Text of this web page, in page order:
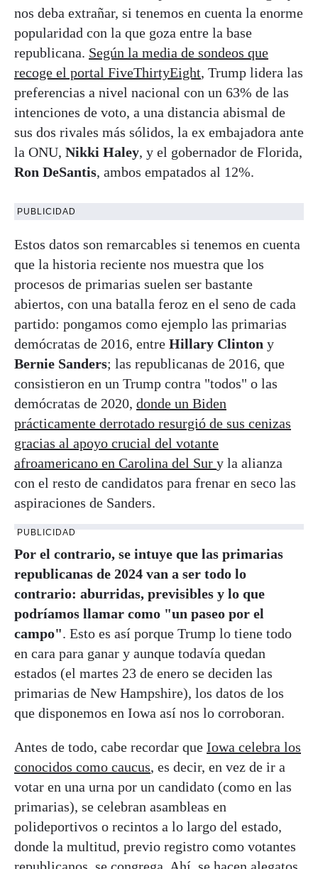
nos deba extrañar, si tenemos en cuenta la enorme
popularidad con la que goza entre la base
republicana. Según la media de sondeos que
recoge el portal FiveThirtyEight, Trump lidera las
preferencias a nivel nacional con un 63% de las
intenciones de voto, a una distancia abismal de
sus dos rivales más sólidos, la ex embajadora ante
la ONU, Nikki Haley, y el gobernador de Florida,
Ron DeSantis, ambos empatados al 12%.
PUBLICIDAD
Estos datos son remarcables si tenemos en cuenta
que la historia reciente nos muestra que los
procesos de primarias suelen ser bastante
abiertos, con una batalla feroz en el seno de cada
partido: pongamos como ejemplo las primarias
demócratas de 2016, entre Hillary Clinton y
Bernie Sanders; las republicanas de 2016, que
consistieron en un Trump contra "todos" o las
demócratas de 2020, donde un Biden
prácticamente derrotado resurgió de sus cenizas
gracias al apoyo crucial del votante
afroamericano en Carolina del Sur y la alianza
con el resto de candidatos para frenar en seco las
aspiraciones de Sanders.
PUBLICIDAD
Por el contrario, se intuye que las primarias
republicanas de 2024 van a ser todo lo
contrario: aburridas, previsibles y lo que
podríamos llamar como "un paseo por el
campo". Esto es así porque Trump lo tiene todo
en cara para ganar y aunque todavía quedan
estados (el martes 23 de enero se deciden las
primarias de New Hampshire), los datos de los
que disponemos en Iowa así nos lo corroboran.
Antes de todo, cabe recordar que Iowa celebra los
conocidos como caucus, es decir, en vez de ir a
votar en una urna por un candidato (como en las
primarias), se celebran asambleas en
polideportivos o recintos a lo largo del estado,
donde la multitud, previo registro como votantes
republicanos, se congrega. Ahí, se hacen alegatos